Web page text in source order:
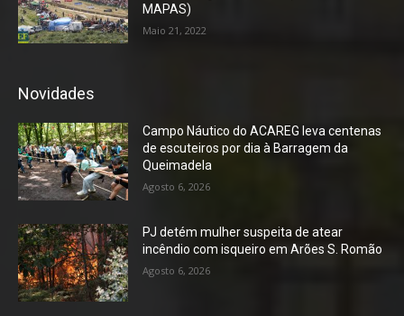
MAPAS)
Maio 21, 2022
Novidades
Campo Náutico do ACAREG leva centenas
de escuteiros por dia à Barragem da
Queimadela
Agosto 6, 2026
PJ detém mulher suspeita de atear
incêndio com isqueiro em Arões S. Romão
Agosto 6, 2026